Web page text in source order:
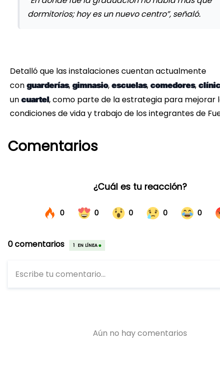
dormitorios; hoy es un nuevo centro”, señaló.
Detalló que las instalaciones cuentan actualmente
con guarderías, gimnasio, escuelas, comedores,
un cuartel, como parte de la estrategia para mejorar
condiciones de vida y trabajo de los integrantes de
Comentarios